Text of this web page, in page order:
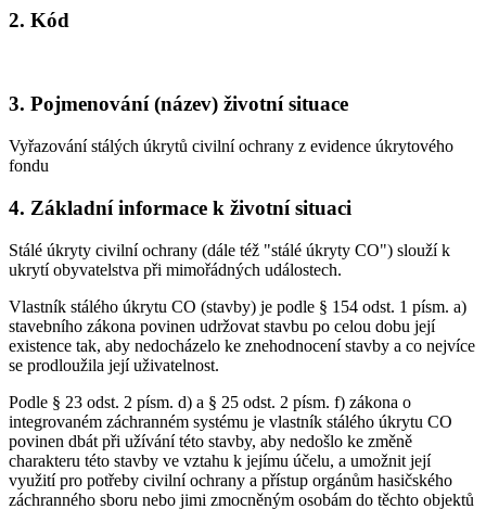
2. Kód
3. Pojmenování (název) životní situace
Vyřazování stálých úkrytů civilní ochrany z evidence úkrytového
fondu
4. Základní informace k životní situaci
Stálé úkryty civilní ochrany (dále též "stálé úkryty CO") slouží k
ukrytí obyvatelstva při mimořádných událostech.
Vlastník stálého úkrytu CO (stavby) je podle § 154 odst. 1 písm. a)
stavebního zákona povinen udržovat stavbu po celou dobu její
existence tak, aby nedocházelo ke znehodnocení stavby a co nejvíce
se prodloužila její uživatelnost.
Podle § 23 odst. 2 písm. d) a § 25 odst. 2 písm. f) zákona o
integrovaném záchranném systému je vlastník stálého úkrytu CO
povinen dbát při užívání této stavby, aby nedošlo ke změně
charakteru této stavby ve vztahu k jejímu účelu, a umožnit její
využití pro potřeby civilní ochrany a přístup orgánům hasičského
záchranného sboru nebo jimi zmocněným osobám do těchto objektů